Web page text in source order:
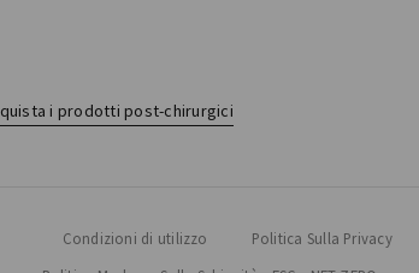
i prodotti post-chirurgici
Condizioni di utilizzo Politica Sulla Privacy